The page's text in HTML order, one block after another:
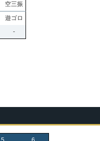
空三振
遊ゴロ
-